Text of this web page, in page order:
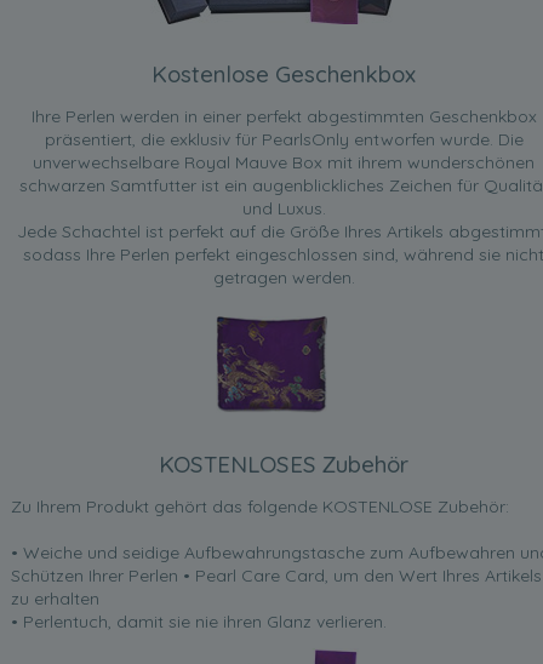
Kostenlose Geschenkbox
Ihre Perlen werden in einer perfekt abgestimmten Geschenkbox
präsentiert, die exklusiv für PearlsOnly entworfen wurde. Die
unverwechselbare Royal Mauve Box mit ihrem wunderschönen
schwarzen Samtfutter ist ein augenblickliches Zeichen für
und Luxus.
Jede Schachtel ist perfekt auf die Größe Ihres Artikels
sodass Ihre Perlen perfekt eingeschlossen sind, während sie nicht
getragen werden.
KOSTENLOSES Zubehör
Zu Ihrem Produkt gehört das folgende KOSTENLOSE Zubehör:
• Weiche und seidige Aufbewahrungstasche zum Aufbewahren
Schützen Ihrer Perlen • Pearl Care Card, um den Wert Ihres Artikels
zu erhalten
• Perlentuch, damit sie nie ihren Glanz verlieren.